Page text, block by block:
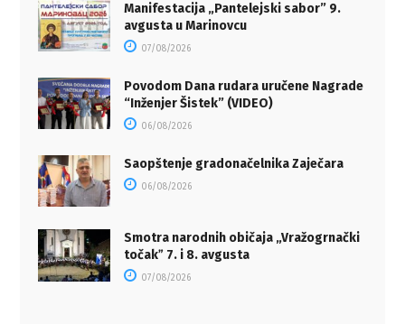
Manifestacija „Pantelejski sabor” 9.
avgusta u Marinovcu
07/08/2026
Povodom Dana rudara uručene Nagrade
“Inženjer Šistek” (VIDEO)
06/08/2026
Saopštenje gradonačelnika Zaječara
06/08/2026
Smotra narodnih običaja „Vražogrnački
točakˮ 7. i 8. avgusta
07/08/2026